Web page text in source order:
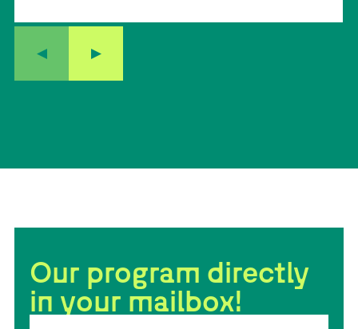
centraal, met persoonlijke verhalen over liefde,
markeert 25 jaar gelijk huwelijksrecht in
Our program directly
in your mailbox!